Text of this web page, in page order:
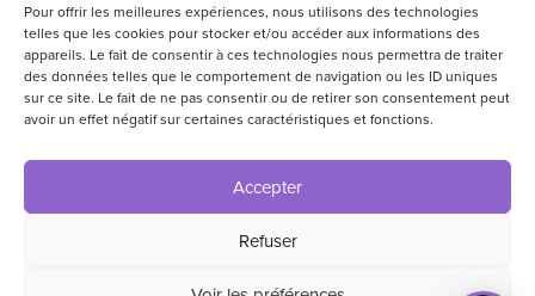
Pour offrir les meilleures expériences, nous utilisons des technologies
telles que les cookies pour stocker et/ou accéder aux informations des
appareils. Le fait de consentir à ces technologies nous permettra de traiter
des données telles que le comportement de navigation ou les ID uniques
sur ce site. Le fait de ne pas consentir ou de retirer son consentement peut
avoir un effet négatif sur certaines caractéristiques et fonctions.
Accepter
Refuser
© 2025 – EIS. All Rights Reserved – Website by
graphisterie.lu